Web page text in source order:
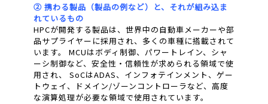
② 携わる製品（製品の例など）と、それが組み込ま
れているもの
HPCが開発する製品は、世界中の自動車メーカーや部
品サプライヤーに採用され、多くの車種に搭載されて
います。 MCUはボディ制御、パワートレイン、シャ
ーシ制御など、安全性・信頼性が求められる領域で使
用され、 SoCはADAS、インフォテインメント、ゲー
トウェイ、ドメイン/ゾーンコントローラなど、高度
な演算処理が必要な領域で使用されています。